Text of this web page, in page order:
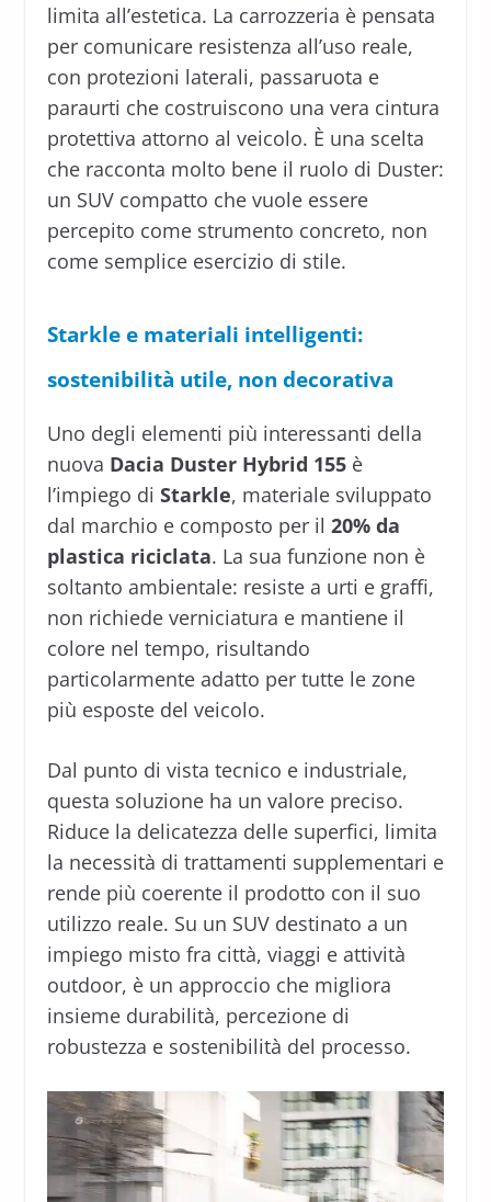
limita all’estetica. La carrozzeria è pensata
per comunicare resistenza all’uso reale,
con protezioni laterali, passaruota e
paraurti che costruiscono una vera cintura
protettiva attorno al veicolo. È una scelta
che racconta molto bene il ruolo di Duster:
un SUV compatto che vuole essere
percepito come strumento concreto, non
come semplice esercizio di stile.
Starkle e materiali intelligenti:
sostenibilità utile, non decorativa
Uno degli elementi più interessanti della
nuova Dacia Duster Hybrid 155è
l’impiego di Starkle, materiale sviluppato
dal marchio e composto per il 20% da
plastica riciclata. La sua funzione non è
soltanto ambientale: resiste a urti e graffi,
non richiede verniciatura e mantiene il
colore nel tempo, risultando
particolarmente adatto per tutte le zone
più esposte del veicolo.
Dal punto di vista tecnico e industriale,
questa soluzione ha un valore preciso.
Riduce la delicatezza delle superfici, limita
la necessità di trattamenti supplementari e
rende più coerente il prodotto con il suo
utilizzo reale. Su un SUV destinato a un
impiego misto fra città, viaggi e attività
outdoor, è un approccio che migliora
insieme durabilità, percezione di
robustezza e sostenibilità del processo.